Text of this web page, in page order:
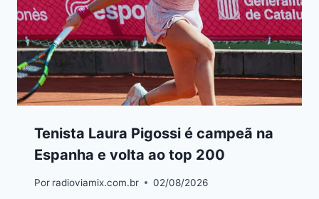
Tenista Laura Pigossi é campeã na
Espanha e volta ao top 200
Por radioviamix.com.br 02/08/2026